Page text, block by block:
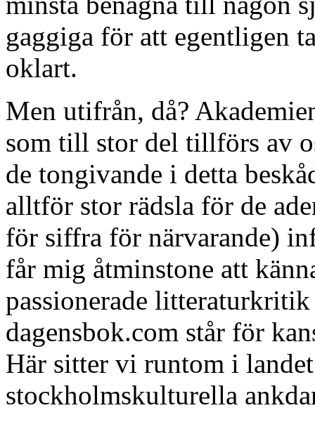
gaggiga för att egentligen
oklart.
Men utifrån, då?
som till stor del tillförs av
de tongivande i detta
alltför stor rädsla för de
för siffra för närvarande)
får mig åtminstone att
passionerade
dagensbok.com står för
Här sitter vi runtom i
stockholmskulturella